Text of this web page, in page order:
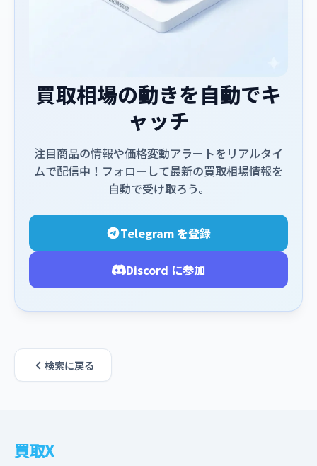
買取相場の動きを自動でキ
ャッチ
注目商品の情報や価格変動アラートをリアルタイ
ムで配信中！フォローして最新の買取相場情報を
自動で受け取ろう。
Telegram を登録
Discord に参加
検索に戻る
買取X